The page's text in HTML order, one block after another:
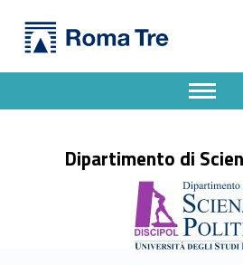
CLARA LOPEZ - Dipartimento di Scienze Politiche
Dipartimento di
Apri il menu
Header info sidebar